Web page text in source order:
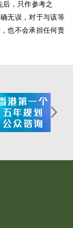
，只作参考之
无误，对于与该等
也不会承担任何责